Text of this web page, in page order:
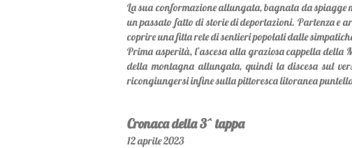
La sua conformazione allungata, bagnata da
un passato fatto di storie di deportazioni. Partenza e
coprire una fitta rete di sentieri popolati dalle
Prima asperità, l’ascesa alla graziosa cappella
della montagna allungata, quindi la discesa sul
ricongiungersi infine sulla pittoresca litoranea
Cronaca della 3^ tappa
12 aprile 2023